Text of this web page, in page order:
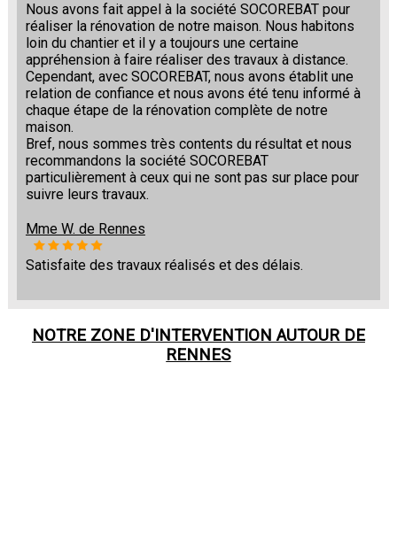
Nous avons fait appel à la société SOCOREBAT pour
réaliser la rénovation de notre maison. Nous habitons
loin du chantier et il y a toujours une certaine
appréhension à faire réaliser des travaux à distance.
Cependant, avec SOCOREBAT, nous avons établit une
relation de confiance et nous avons été tenu informé à
chaque étape de la rénovation complète de notre
maison.
Bref, nous sommes très contents du résultat et nous
recommandons la société SOCOREBAT
particulièrement à ceux qui ne sont pas sur place pour
suivre leurs travaux.
Mme W. de Rennes
Satisfaite des travaux réalisés et des délais.
NOTRE ZONE D'INTERVENTION AUTOUR DE
RENNES